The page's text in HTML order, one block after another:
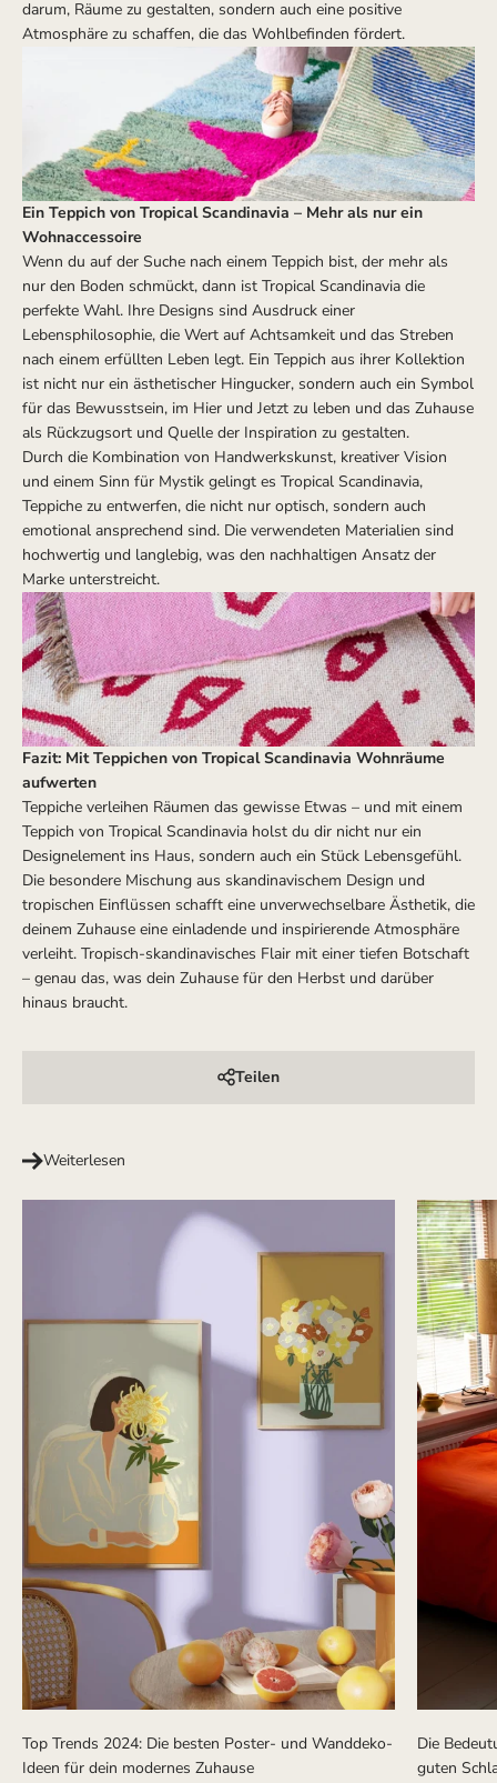
darum, Räume zu gestalten, sondern auch eine positive
Atmosphäre zu schaffen, die das Wohlbefinden fördert.
Ein Teppich von Tropical Scandinavia – Mehr als nur ein
Wohnaccessoire
Wenn du auf der Suche nach einem Teppich bist, der mehr als
nur den Boden schmückt, dann ist Tropical Scandinavia die
perfekte Wahl. Ihre Designs sind Ausdruck einer
Lebensphilosophie, die Wert auf Achtsamkeit und das Streben
nach einem erfüllten Leben legt. Ein Teppich aus ihrer Kollektion
ist nicht nur ein ästhetischer Hingucker, sondern auch ein Symbol
für das Bewusstsein, im Hier und Jetzt zu leben und das Zuhause
als Rückzugsort und Quelle der Inspiration zu gestalten.
Durch die Kombination von Handwerkskunst, kreativer Vision
und einem Sinn für Mystik gelingt es Tropical Scandinavia,
Teppiche zu entwerfen, die nicht nur optisch, sondern auch
emotional ansprechend sind. Die verwendeten Materialien sind
hochwertig und langlebig, was den nachhaltigen Ansatz der
Marke unterstreicht.
Fazit: Mit Teppichen von Tropical Scandinavia Wohnräume
aufwerten
Teppiche verleihen Räumen das gewisse Etwas – und mit einem
Teppich von Tropical Scandinavia holst du dir nicht nur ein
Designelement ins Haus, sondern auch ein Stück Lebensgefühl.
Die besondere Mischung aus skandinavischem Design und
tropischen Einflüssen schafft eine unverwechselbare Ästhetik, die
deinem Zuhause eine einladende und inspirierende Atmosphäre
verleiht. Tropisch-skandinavisches Flair mit einer tiefen Botschaft
– genau das, was dein Zuhause für den Herbst und darüber
hinaus braucht.
Teilen
Weiterlesen
Top Trends 2024: Die besten Poster- und Wanddeko-
Ideen für dein modernes Zuhause
Die
guten